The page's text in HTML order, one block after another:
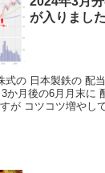
が入りました
式の 日本製鉄の 配
か月後の6月月末に
が コツコツ増やし